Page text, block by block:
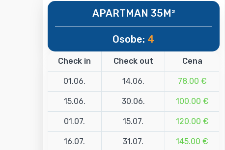
APARTMAN 35M²
Osobe: 4
Check in Check out Cena
01.06. 14.06. 78.00 €
15.06. 30.06. 100.00 €
01.07. 15.07. 120.00 €
16.07. 31.07. 145.00 €